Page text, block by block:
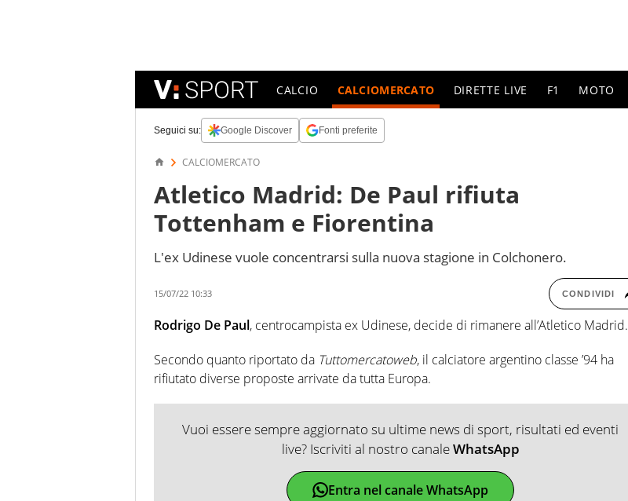
CALCIO CALCIOMERCATO DIRETTE LIVE F1 MOTO
Seguici su: Google Discover Fonti preferite
CALCIOMERCATO
Atletico Madrid: De Paul rifiuta
Tottenham e Fiorentina
L'ex Udinese vuole concentrarsi sulla nuova stagione in Colchonero.
15/07/22 10:33 CONDIVIDI
Rodrigo De Paul, centrocampista ex Udinese, decide di rimanere all’Atletico Madrid.
Secondo quanto riportato da Tuttomercatoweb, il calciatore argentino classe ’94 ha
rifiutato diverse proposte arrivate da tutta Europa.
Vuoi essere sempre aggiornato su ultime news di sport, risultati ed eventi
live? Iscriviti al nostro canaleWhatsApp
Entra nel canale WhatsApp